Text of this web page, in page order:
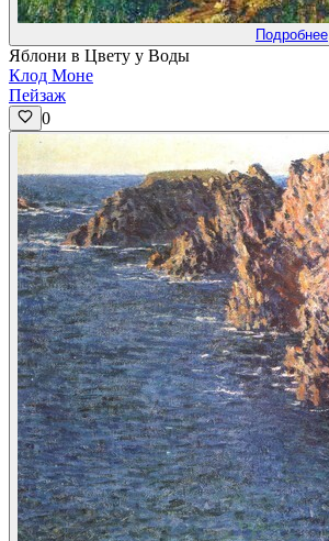
Подробнее
Яблони в Цвету у Воды
Клод Моне
Пейзаж
0